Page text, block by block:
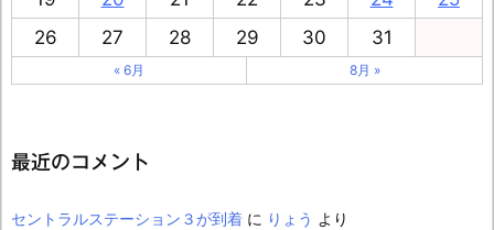
26
27 28 29 30 31
« 6月 8月 »
最近のコメント
セントラルステーション３が到着 に りょう より